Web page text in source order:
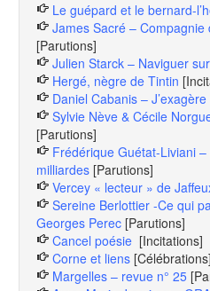
Le guépard et le bernard-
James Sacré – Compagnie
[Parutions]
Julien Starck – Naviguer
Hergé, nègre de Tintin
Daniel Cabanis –
Sylvie Nève & Cécile
[Parutions]
Frédérique Guétat-Liviani
milliardes [Parutions]
Vercey « lecteur » de
Sereine Berlottier -Ce qui
Georges Perec [Parutions]
Cancel poésie [Incitations]
Corne et liens [Célébrations]
Margelles – revue n° 25